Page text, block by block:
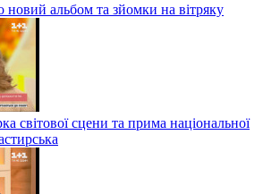
альбом та зйомки на вітряку
світової сцени та прима національної